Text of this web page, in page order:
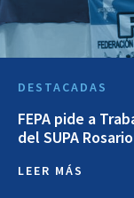
DESTACADAS
FEPA pide a
del SUPA Rosario
LEER MÁS